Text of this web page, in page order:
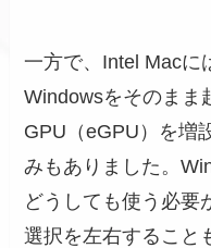
一方で、Intel Macに
Windowsをそのまま
GPU（eGPU）を増
みもありました。
どうしても使う必要
選択を左右すること